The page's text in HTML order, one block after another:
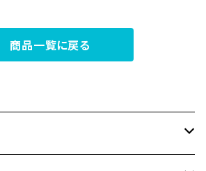
商品一覧に戻る